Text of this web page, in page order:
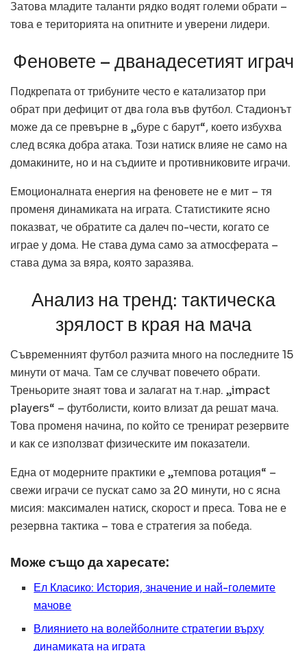
Затова младите таланти рядко водят големи обрати –
това е територията на опитните и уверени лидери.
Феновете – дванадесетият играч
Подкрепата от трибуните често е катализатор при
обрат при дефицит от два гола във футбол. Стадионът
може да се превърне в „буре с барут“, което избухва
след всяка добра атака. Този натиск влияе не само на
домакините, но и на съдиите и противниковите играчи.
Емоционалната енергия на феновете не е мит – тя
променя динамиката на играта. Статистиките ясно
показват, че обратите са далеч по-чести, когато се
играе у дома. Не става дума само за атмосферата –
става дума за вяра, която заразява.
Анализ на тренд: тактическа
зрялост в края на мача
Съвременният футбол разчита много на последните 15
минути от мача. Там се случват повечето обрати.
Треньорите знаят това и залагат на т.нар. „impact
players“ – футболисти, които влизат да решат мача.
Това променя начина, по който се тренират резервите
и как се използват физическите им показатели.
Една от модерните практики е „темпова ротация“ –
свежи играчи се пускат само за 20 минути, но с ясна
мисия: максимален натиск, скорост и преса. Това не е
резервна тактика – това е стратегия за победа.
Може също да харесате:
Ел Класико: История, значение и най-големите
мачове
Влиянието на волейболните стратегии върху
динамиката на играта